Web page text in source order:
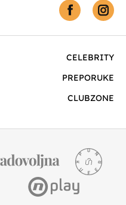
CELEBRITY
PREPORUKE
CLUBZONE